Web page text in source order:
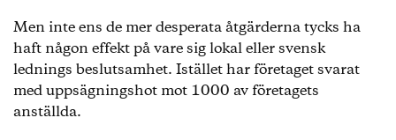
Men inte ens de mer desperata åtgärderna tycks ha
haft någon effekt på vare sig lokal eller svensk
lednings beslutsamhet. Istället har företaget svarat
med uppsägningshot mot 1000 av företagets
anställda.